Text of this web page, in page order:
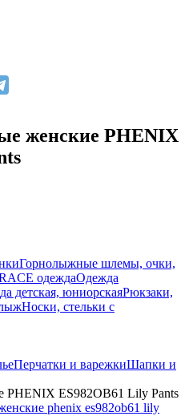
женские PHENIX
Горнолыжные шлемы, очки,
одеждаОдежда
детская, юниорскаяРюкзаки,
Носки, стельки с
Перчатки и варежкиШапки и
ES982OB61 Lily Pants